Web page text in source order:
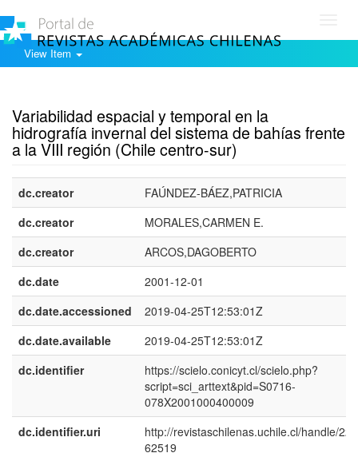
View Item
Variabilidad espacial y temporal en la
hidrografía invernal del sistema de bahías frente
a la VIII región (Chile centro-sur)
dc.creator
FAÚNDEZ-BÁEZ,PATRICIA
dc.creator
MORALES,CARMEN E.
dc.creator
ARCOS,DAGOBERTO
dc.date
2001-12-01
dc.date.accessioned
2019-04-25T12:53:01Z
dc.date.available
2019-04-25T12:53:01Z
dc.identifier
https://scielo.conicyt.cl/scielo.php?
script=sci_arttext&pid=S0716-
078X2001000400009
dc.identifier.uri
http://revistaschilenas.uchile.cl/handle/
62519